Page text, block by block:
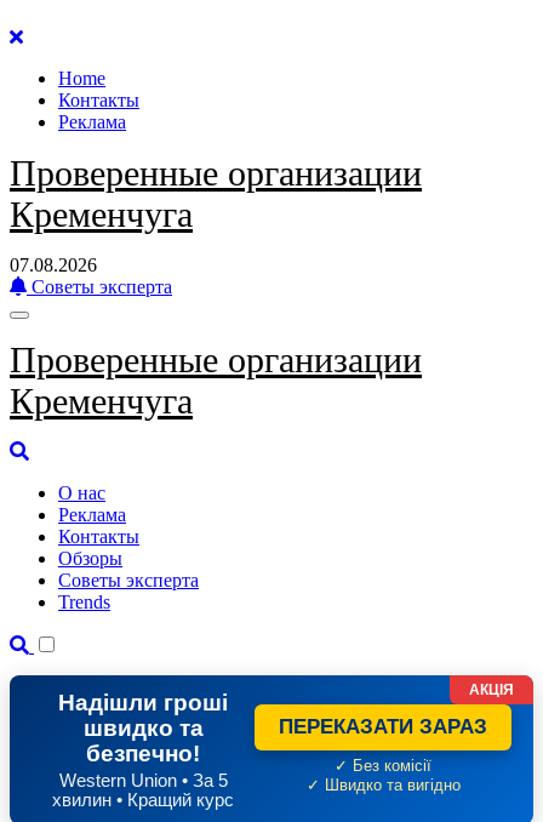
Перейти
содержанию
Home
Контакты
Реклама
Проверенные организации
Кременчуга
07.08.2026
Советы эксперта
Проверенные организации
Кременчуга
О нас
Реклама
Контакты
Обзоры
Советы эксперта
Trends
Надішли гроші
швидко та
безпечно!
Western Union • За 5
хвилин • Кращий курс
ПЕРЕКАЗАТИ ЗАРАЗ
✓ Без комісії
✓ Швидко та вигідно
АКЦІЯ